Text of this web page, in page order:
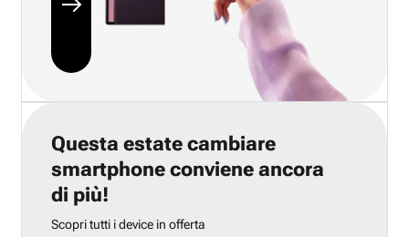
Questa estate cambiare
smartphone conviene ancora
di più!
Scopri tutti i device in offerta